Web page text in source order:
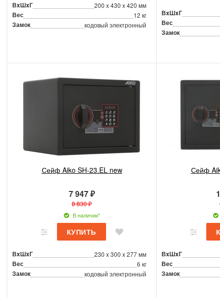
ВxШxГ 200 x 430 x 420 мм
Вес 12 кг
Замок кодовый электронный
ВxШxГ
Вес
Замок
Сейф Aiko SH-23.EL new
7 947 ₽
8 830 ₽
В наличии*
ВxШxГ 230 x 300 x 277 мм
Вес 6 кг
Замок кодовый электронный
Сейф
ВxШxГ
Вес
Замок